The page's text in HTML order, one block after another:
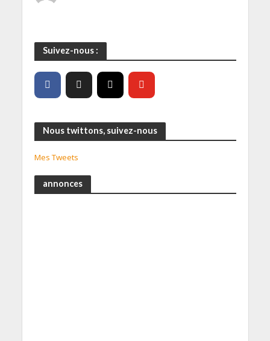
Suivez-nous :
Nous twittons, suivez-nous
Mes Tweets
annonces